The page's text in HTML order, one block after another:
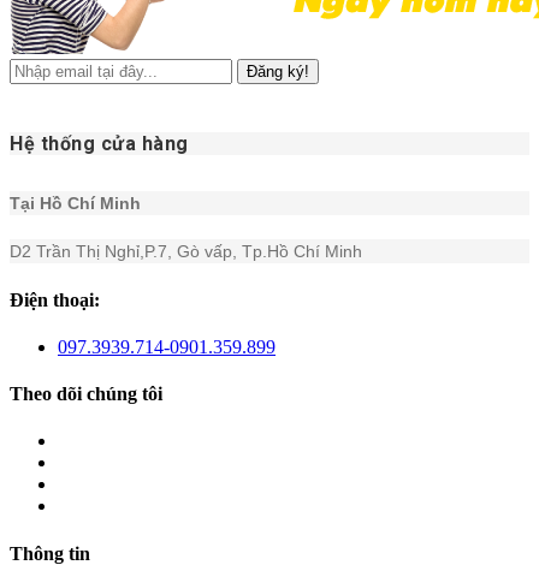
Đăng ký!
Hệ thống cửa hàng
Tại Hồ Chí Minh
D2 Trần Thị Nghỉ,P.7, Gò vấp, Tp.Hồ Chí Minh
Điện thoại:
097.3939.714-0901.359.899
Theo dõi chúng tôi
Thông tin